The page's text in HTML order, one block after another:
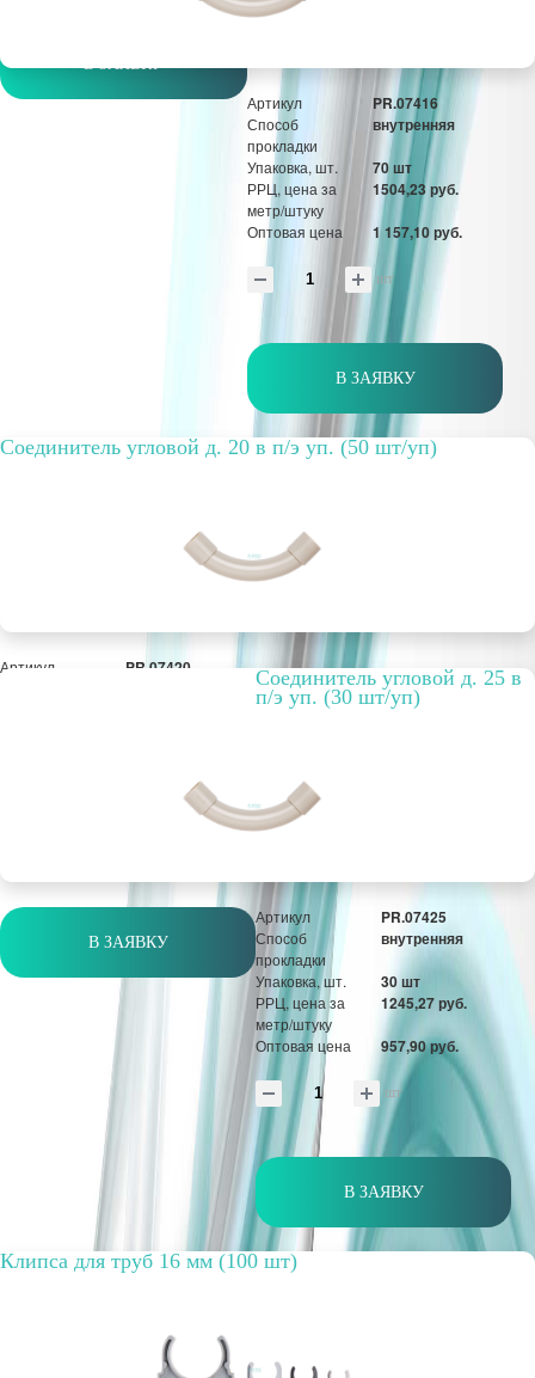
Артикул PR.07416
Способ
прокладки
внутренняя
Упаковка, шт. 70 шт
РРЦ, цена за
метр/штуку
1504,23 руб.
Оптовая цена 1 157,10 руб.
шт
В ЗАЯВКУ
Cоединитель угловой д. 20 в п/э уп. (50 шт/уп)
Артикул PR.07420
1 196,50 руб.
В ЗАЯВКУ
Cоединитель угловой д. 25 в
п/э уп. (30 шт/уп)
Артикул PR.07425
Способ
прокладки
внутренняя
Упаковка, шт. 30 шт
РРЦ, цена за
метр/штуку
1245,27 руб.
Оптовая цена 957,90 руб.
шт
В ЗАЯВКУ
Клипса для труб 16 мм (100 шт)